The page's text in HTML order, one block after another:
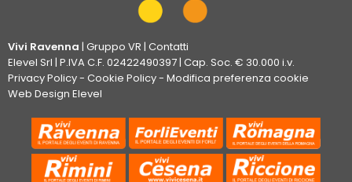
Vivi Ravenna | Gruppo VR | Contatti
Elevel Srl | P.IVA C.F. 02422490397 | Cap. Soc. € 30.000 i.v.
Privacy Policy- Cookie Policy- Modifica preferenza cookie
Web Design Elevel